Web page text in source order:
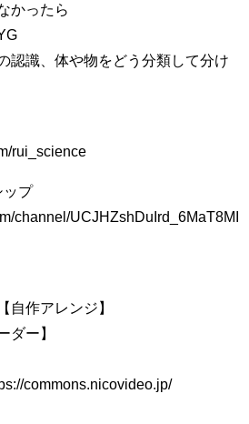
かったら
認識、体や物をどう分類して分け
rui_science
ップ
channel/UCJHZshDuIrd_6MaT8MI
自作アレンジ】
ダー】
commons.nicovideo.jp/